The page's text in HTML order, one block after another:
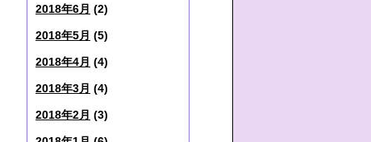
2018年6月 (2)
2018年5月 (5)
2018年4月 (4)
2018年3月 (4)
2018年2月 (3)